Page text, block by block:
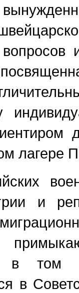
лагере
и
в том
в